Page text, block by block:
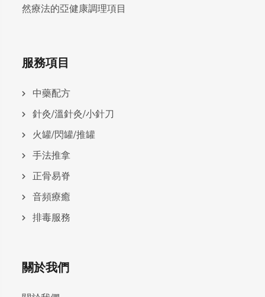
然療法的亞健康調理項目
服務項目
中藥配方
針灸/溫針灸/小針刀
火罐/閃罐/推罐
手法推拿
正骨易脊
⾳頻療癒
排毒服務
關於我們